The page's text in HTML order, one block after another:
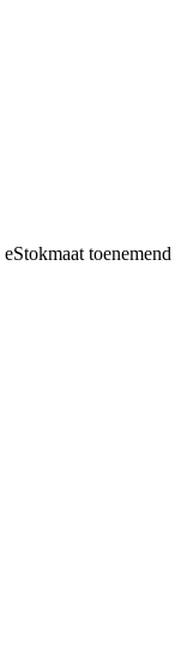
eStokmaat toenemend